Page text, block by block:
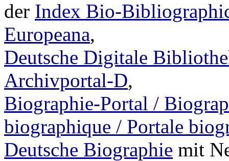
der Index Bio-
Europeana,
Deutsche Digitale
Archivportal-D,
Biographie-Portal /
biographique / Portale
Deutsche Biographie mit